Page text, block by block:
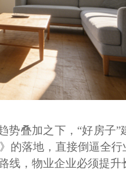
势叠加之下，“好房子
的落地，直接倒逼全行
，物业企业必须提升